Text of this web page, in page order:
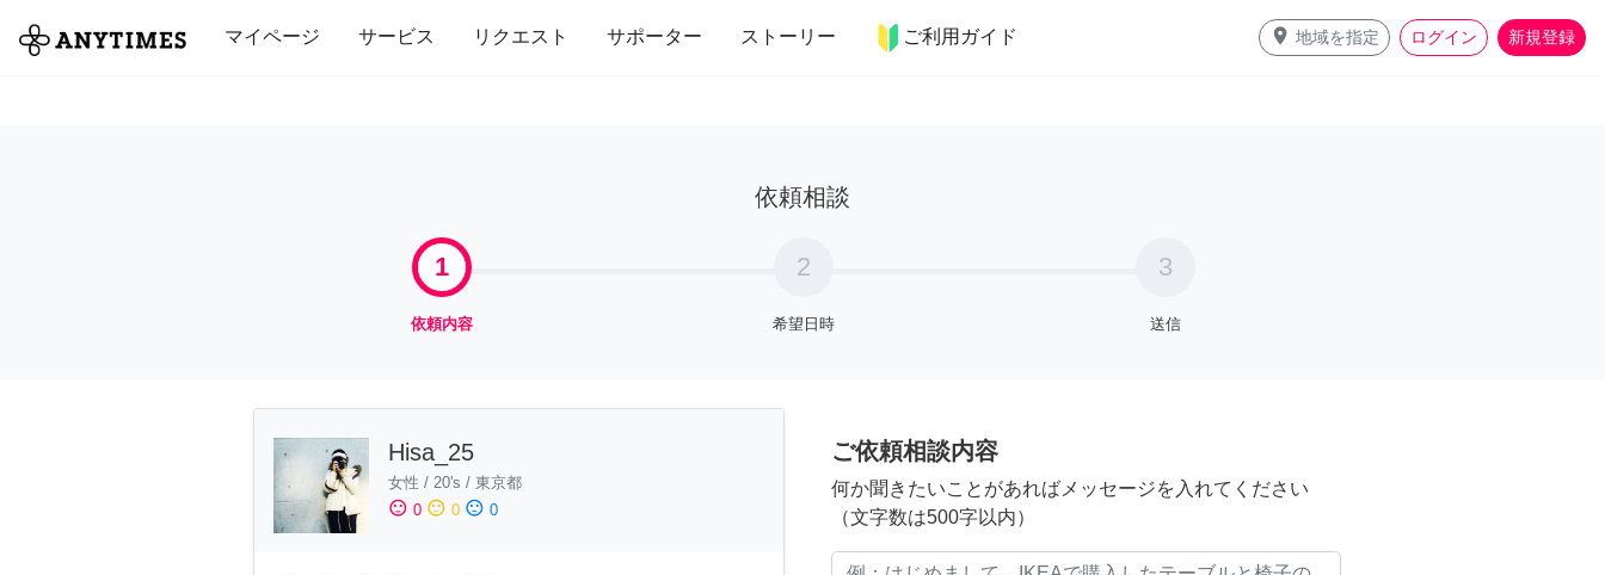
マイページ サービス リクエスト サポーター ストーリー ご利用ガイド place 地域を指定 ログイン 新規登録
全て 修理・組立 家事 引っ越し インテリア 趣味・習い事 ペット 料理
依頼相談
1
依頼内容
2
希望日時
3
送信
Hisa_25
女性 / 20's / 東京都
sentiment_satisfied 0 sentiment_neutral 0 sentiment_dissatisfied 0
ご依頼相談内容
何か聞きたいことがあればメッセージを入れてください
（文字数は500字以内）